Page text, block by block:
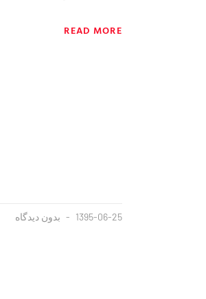
READ MORE
1395-06-25 بدون دیدگاه